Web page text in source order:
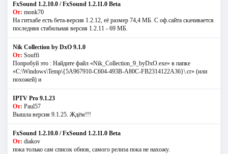
FxSound 1.2.10.0 / FxSound 1.2.11.0 Beta
От: monk70
На гитхабе есть бета-версия 1.2.12, её размер 74,4 МБ. С оф.сайта скачивается
последняя стабильная версия 1.2.11 - 69 МБ.
Nik Collection by DxO 9.1.0
От: Souffi
Попробуй это : Найдите файл «Nik_Collection_9_byDxO.exe» в папке
«C:\Windows\Temp\{5A967910-C604-493B-A80C-FB2314122A36}\.cr» (или
похожей) и
IPTV Pro 9.1.23
От: Paul57
Вышла версия 9.1.25. Ждём!!!
FxSound 1.2.10.0 / FxSound 1.2.11.0 Beta
От: diakov
пока только сам список обнов, самого релиза пока не нахожу.